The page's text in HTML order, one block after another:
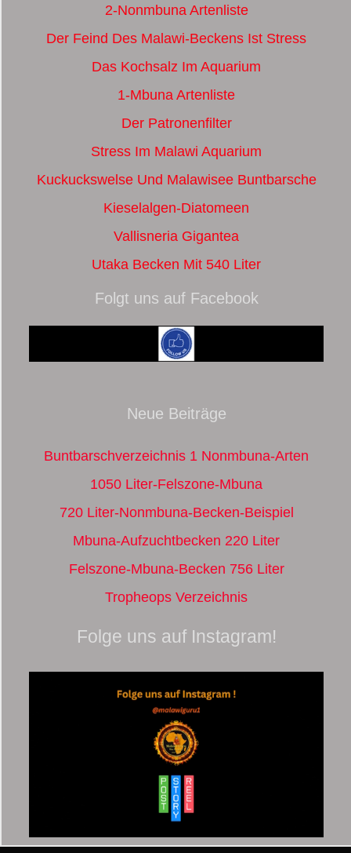
2-Nonmbuna Artenliste
Der Feind Des Malawi-Beckens Ist Stress
Das Kochsalz Im Aquarium
1-Mbuna Artenliste
Der Patronenfilter
Stress Im Malawi Aquarium
Kuckuckswelse Und Malawisee Buntbarsche
Kieselalgen-Diatomeen
Vallisneria Gigantea
Utaka Becken Mit 540 Liter
Folgt uns auf Facebook
Neue Beiträge
Buntbarschverzeichnis 1 Nonmbuna-Arten
1050 Liter-Felszone-Mbuna
720 Liter-Nonmbuna-Becken-Beispiel
Mbuna-Aufzuchtbecken 220 Liter
Felszone-Mbuna-Becken 756 Liter
Tropheops Verzeichnis
Folge uns auf Instagram!